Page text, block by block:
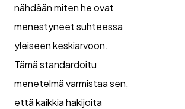
nähdään miten he ovat
menestyneet suhteessa
yleiseen keskiarvoon.
Tämä standardoitu
menetelmä varmistaa sen,
että kaikkia hakijoita